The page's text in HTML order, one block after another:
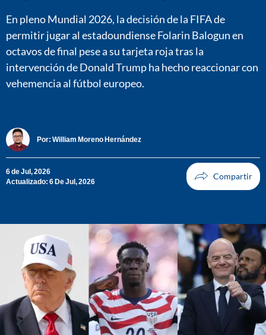
En pleno Mundial 2026, la decisión de la FIFA de
permitir jugar al estadoundiense Folarin Balogun en
octavos de final pese a su tarjeta roja tras la
intervención de Donald Trump ha hecho reaccionar con
vehemencia al fútbol europeo.
Por: William Moreno Hernández
6 de Jul, 2026
Actualizado: 6 De Jul, 2026